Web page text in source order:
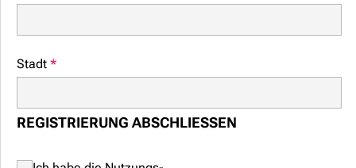
Stadt *
REGISTRIERUNG ABSCHLIESSEN